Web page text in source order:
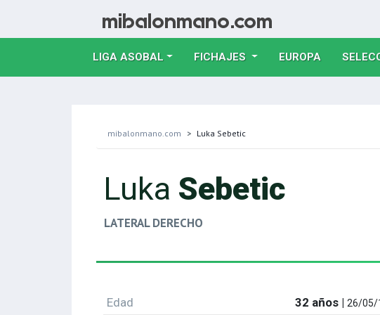
LIGA ASOBAL FICHAJES EUROPA(CURRENT)
mibalonmano.com Luka Sebetic
Luka Sebetic
LATERAL DERECHO
Edad 32 años |26/05/